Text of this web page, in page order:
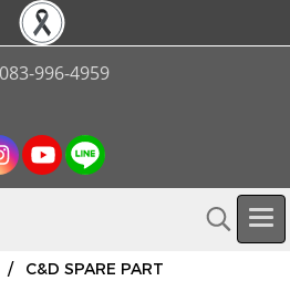
083-996-4959
C&D SPARE PART